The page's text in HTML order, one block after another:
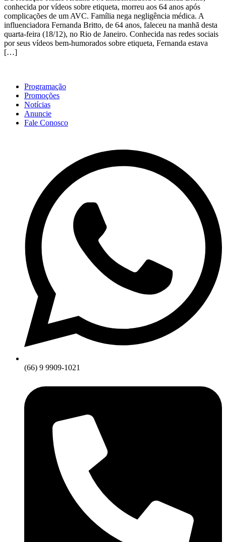
conhecida por vídeos sobre etiqueta, morreu aos 64 anos após
complicações de um AVC. Família nega negligência médica. A
influenciadora Fernanda Britto, de 64 anos, faleceu na manhã desta
quarta-feira (18/12), no Rio de Janeiro. Conhecida nas redes sociais
por seus vídeos bem-humorados sobre etiqueta, Fernanda estava
[…]
Programação
Promoções
Notícias
Anuncie
Fale Conosco
(66) 9 9909-1021